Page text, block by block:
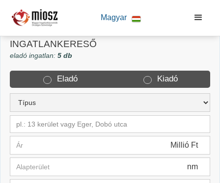
Magyar
INGATLANKERESŐ
eladó ingatlan:5 db
Eladó Kiadó
pl.: 13 kerület vagy Eger, Dobó utca
Millió Ft
nm